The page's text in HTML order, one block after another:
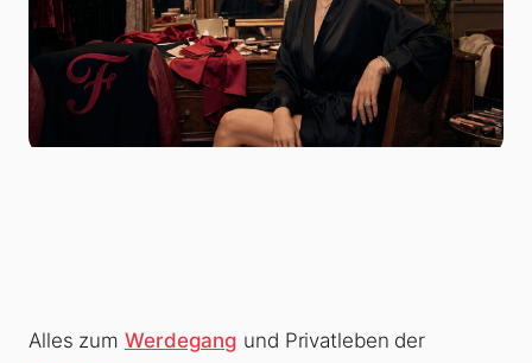
Alles zum Werdegang und Privatleben der